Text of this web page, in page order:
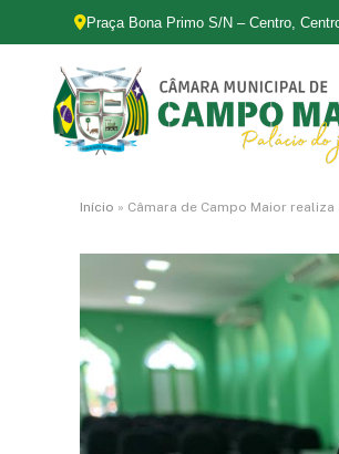
Praça Bona Primo S/N – Centro,
Início » Câmara de Campo Maior